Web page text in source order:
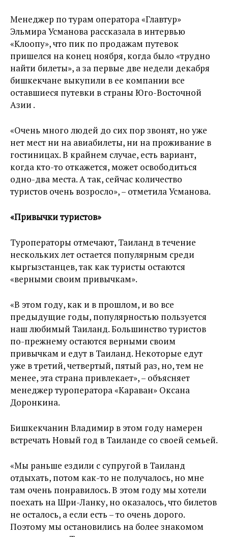
Менеджер по турам оператора «Главтур»
Эльмира Усманова рассказала в интервью
«Клоопу», что пик по продажам путевок
пришелся на конец ноября, когда было «трудно
найти билеты», а за первые две недели декабря
бишкекчане выкупили в ее компании все
оставшиеся путевки в страны Юго-Восточной
Азии .
«Очень много людей до сих пор звонят, но уже
нет мест ни на авиабилеты, ни на проживание в
гостиницах. В крайнем случае, есть вариант,
когда кто-то откажется, может освободиться
одно-два места. А так, сейчас количество
туристов очень возросло», – отметила Усманова.
«Привычки туристов»
Туроператоры отмечают, Таиланд в течение
нескольких лет остается популярным среди
кыргызстанцев, так как туристы остаются
«верными своим привычкам».
«В этом году, как и в прошлом, и во все
предыдущие годы, популярностью пользуется
наш любимый Таиланд. Большинство туристов
по-прежнему остаются верными своим
привычкам и едут в Таиланд. Некоторые едут
уже в третий, четвертый, пятый раз, но, тем не
менее, эта страна привлекает», – объясняет
менеджер туроператора «Караван» Оксана
Доронкина.
Бишкекчанин Владимир в этом году намерен
встречать Новый год в Таиланде со своей семьей.
«Мы раньше ездили с супругой в Таиланд
отдыхать, потом как-то не получалось, но мне
там очень понравилось. В этом году мы хотели
поехать на Шри-Ланку, но оказалось, что билетов
не осталось, а если есть – то очень дорого.
Поэтому мы остановились на более знакомом